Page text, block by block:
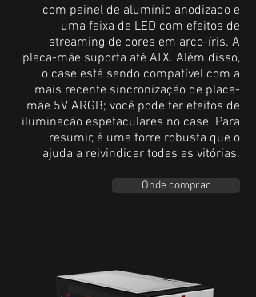
com painel de alumínio anodizado e
uma faixa de LED com efeitos de
streaming de cores em arco-íris. A
placa-mãe suporta até ATX. Além disso,
o case está sendo compatível com a
mais recente sincronização de placa-
mãe 5V ARGB; você pode ter efeitos de
iluminação espetaculares no case. Para
resumir, é uma torre robusta que o
ajuda a reivindicar todas as vitórias.
Onde comprar